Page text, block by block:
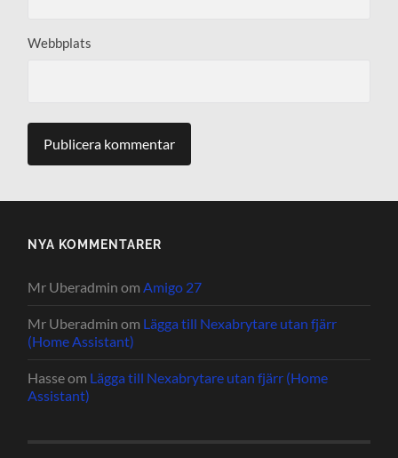
Webbplats
NYA KOMMENTARER
Mr Uberadmin omAmigo 27
Mr Uberadmin om Lägga till Nexabrytare utan fjärr
(Home Assistant)
Hasseom Lägga till Nexabrytare utan fjärr (Home
Assistant)